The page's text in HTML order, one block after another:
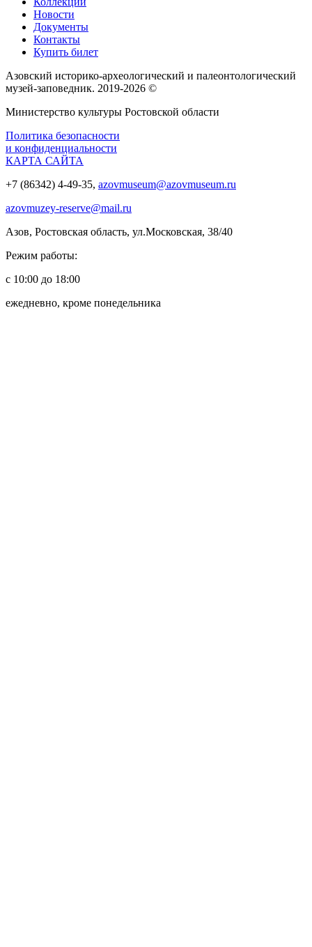
Новости
Документы
Контакты
Купить билет
Азовский историко‑археологический и палеонтологический
музей‑заповедник. 2019-2026 ©
Министерство культуры Ростовской области
Политика безопасности
и конфиденциальности
КАРТА САЙТА
+7 (86342) 4-49-35, azovmuseum@azovmuseum.ru
azovmuzey-reserve@mail.ru
Азов, Ростовская область, ул.Московская, 38/40
Режим работы:
с 10:00 до 18:00
ежедневно, кроме понедельника